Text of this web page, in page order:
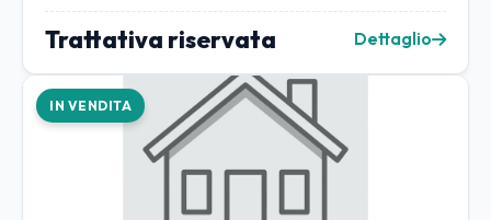
Trattativa riservata Dettaglio
IN VENDITA